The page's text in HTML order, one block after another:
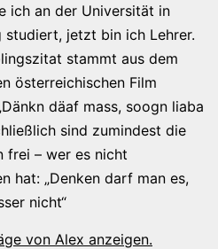
ich an der Universität in
studiert, jetzt bin ich Lehrer.
stammt aus dem
österreichischen Film
däaf mass, soogn liaba
sind zumindest die
frei – wer es nicht
hat: „Denken darf man es,
nicht“
von Alex anzeigen.